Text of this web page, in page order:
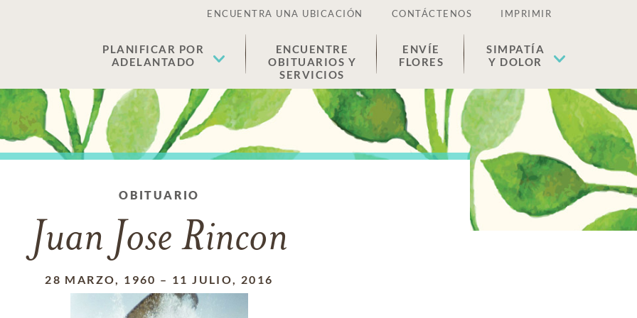
ENCUENTRA UNA UBICACIÓN CONTÁCTENOS IMPRIMIR
PLANIFICAR POR
ADELANTADO
ENCUENTRE
OBITUARIOS Y
SERVICIOS
ENVÍE
FLORES
SIMPATÍA
Y DOLOR
OBITUARIO
Juan Jose Rincon
28 MARZO, 1960 – 11 JULIO, 2016